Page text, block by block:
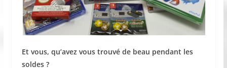
Et vous, qu’avez vous trouvé de beau pendant les
soldes ?